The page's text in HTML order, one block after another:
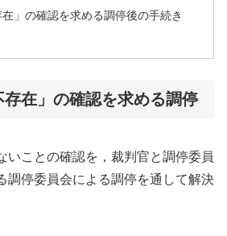
在」の確認を求める調停後の手続き
存在」の確認を求める調停
ことの確認を，裁判官と調停委員
調停委員会による調停を通して解決